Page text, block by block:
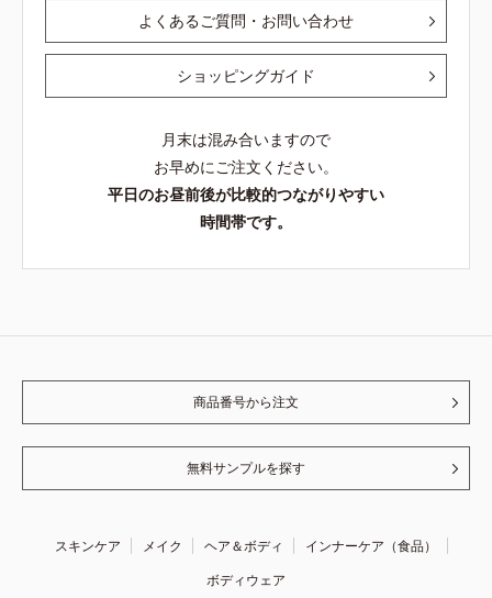
よくあるご質問・お問い合わせ
ショッピングガイド
月末は混み合いますので
お早めにご注文ください。
平日のお昼前後が比較的つながりやすい
時間帯です。
商品番号から注文
無料サンプルを探す
スキンケア メイク ヘア＆ボディ
インナーケア（食品）
ボディウェア